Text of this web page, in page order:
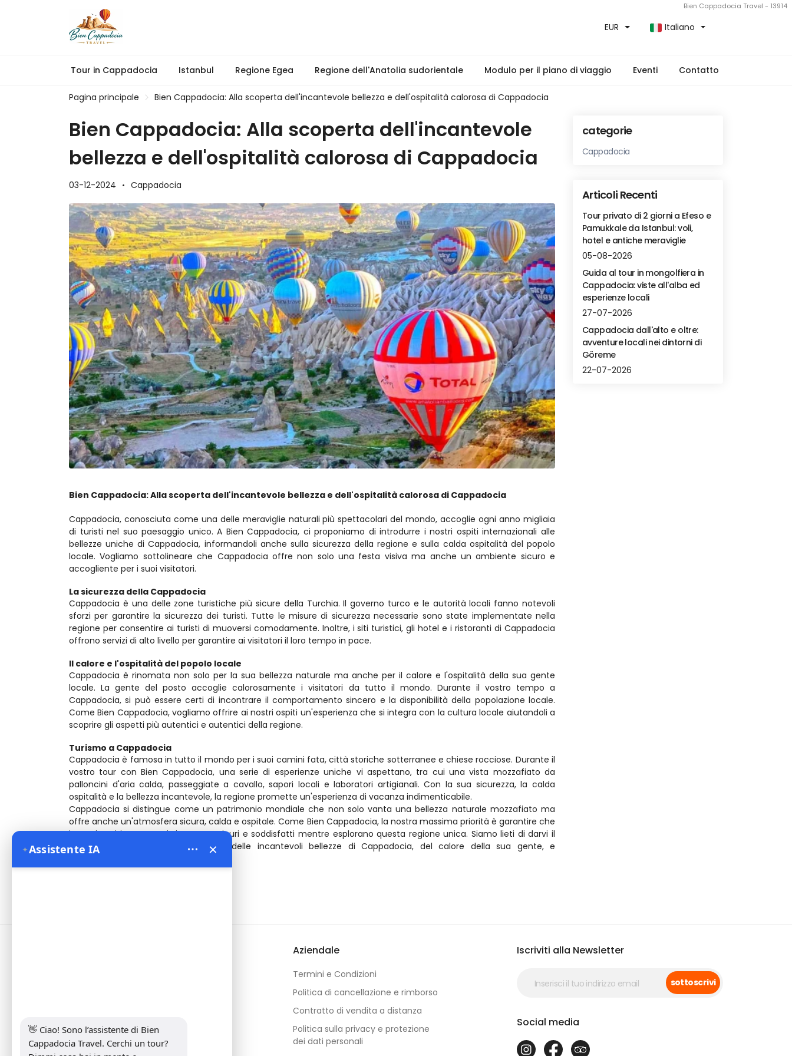
Bien Cappadocia Travel - 13914
EUR Italiano
Tour in Cappadocia Istanbul Regione Egea Regione dell'Anatolia sudorientale Modulo per il piano di viaggio Eventi Contatto
Pagina principale Bien Cappadocia: Alla scoperta dell'incantevole bellezza e dell'ospitalità calorosa di Cappadocia
Bien Cappadocia: Alla scoperta dell'incantevole
bellezza e dell'ospitalità calorosa di Cappadocia
03-12-2024 Cappadocia
Bien Cappadocia: Alla scoperta dell'incantevole bellezza e dell'ospitalità calorosa di Cappadocia
Cappadocia, conosciuta come una delle meraviglie naturali più spettacolari del mondo, accoglie ogni anno migliaia
di turisti nel suo paesaggio unico. A Bien Cappadocia, ci proponiamo di introdurre i nostri ospiti internazionali alle
bellezze uniche di Cappadocia, informandoli anche sulla sicurezza della regione e sulla calda ospitalità del popolo
locale. Vogliamo sottolineare che Cappadocia offre non solo una festa visiva ma anche un ambiente sicuro e
accogliente per i suoi visitatori.
La sicurezza della Cappadocia
Cappadocia è una delle zone turistiche più sicure della Turchia. Il governo turco e le autorità locali fanno notevoli
sforzi per garantire la sicurezza dei turisti. Tutte le misure di sicurezza necessarie sono state implementate nella
regione per consentire ai turisti di muoversi comodamente. Inoltre, i siti turistici, gli hotel e i ristoranti di Cappadocia
offrono servizi di alto livello per garantire ai visitatori il loro tempo in pace.
Il calore e l'ospitalità del popolo locale
Cappadocia è rinomata non solo per la sua bellezza naturale ma anche per il calore e l'ospitalità della sua gente
locale. La gente del posto accoglie calorosamente i visitatori da tutto il mondo. Durante il vostro tempo a
Cappadocia, si può essere certi di incontrare il comportamento sincero e la disponibilità della popolazione locale.
Come Bien Cappadocia, vogliamo offrire ai nostri ospiti un'esperienza che si integra con la cultura locale aiutandoli a
scoprire gli aspetti più autentici e autentici della regione.
Turismo a Cappadocia
Cappadocia è famosa in tutto il mondo per i suoi camini fata, città storiche sotterranee e chiese rocciose. Durante il
vostro tour con Bien Cappadocia, una serie di esperienze uniche vi aspettano, tra cui una vista mozzafiato da
palloncini d'aria calda, passeggiate a cavallo, sapori locali e laboratori artigianali. Con la sua sicurezza, la calda
ospitalità e la bellezza incantevole, la regione promette un'esperienza di vacanza indimenticabile.
Cappadocia si distingue come un patrimonio mondiale che non solo vanta una bellezza naturale mozzafiato ma
offre anche un'atmosfera sicura, calda e ospitale. Come Bien Cappadocia, la nostra massima priorità è garantire che
i nostri ospiti apprezzati si sentano sicuri e soddisfatti mentre esplorano questa regione unica. Siamo lieti di darvi il
benvenuto per unirvi alla scoperta delle incantevoli bellezze di Cappadocia, del calore della sua gente, e
categorie
Cappadocia
Articoli Recenti
Tour privato di 2 giorni a Efeso e
Pamukkale da Istanbul: voli,
hotel e antiche meraviglie
05-08-2026
Guida al tour in mongolfiera in
Cappadocia: viste all'alba ed
esperienze locali
27-07-2026
Cappadocia dall'alto e oltre:
avventure locali nei dintorni di
Göreme
22-07-2026
Aziendale
Termini e Condizioni
Politica di cancellazione e rimborso
Contratto di vendita a distanza
Politica sulla privacy e protezione
dei dati personali
Iscriviti alla Newsletter
sottoscrivi
Social media
✦Assistente IA ×
👋 Ciao! Sono l’assistente di Bien
Cappadocia Travel. Cerchi un tour?